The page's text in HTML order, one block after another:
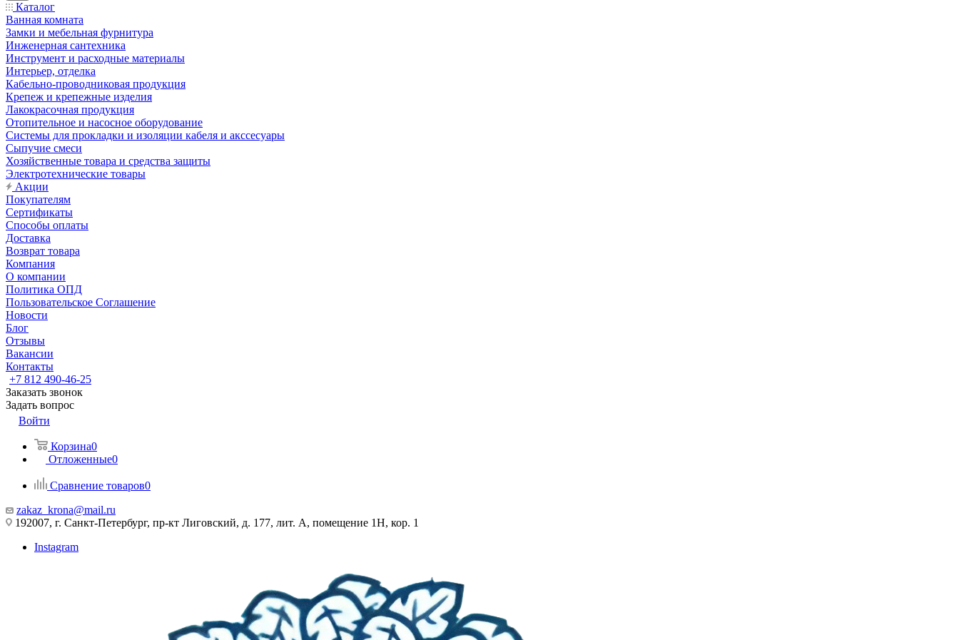
Каталог
Ванная комната
Замки и мебельная фурнитура
Инженерная сантехника
Инструмент и расходные материалы
Интерьер, отделка
Кабельно-проводниковая продукция
Крепеж и крепежные изделия
Лакокрасочная продукция
Отопительное и насосное оборудование
Системы для прокладки и изоляции кабеля и акссесуары
Сыпучие смеси
Хозяйственные товара и средства защиты
Электротехнические товары
Акции
Покупателям
Сертификаты
Способы оплаты
Доставка
Возврат товара
Компания
О компании
Политика ОПД
Пользовательское Соглашение
Новости
Блог
Отзывы
Вакансии
Контакты
+7 812 490-46-25
Заказать звонок
Задать вопрос
Войти
Корзина0
Отложенные0
Сравнение товаров0
zakaz_krona@mail.ru
192007, г. Санкт-Петербург, пр-кт Лиговский, д. 177, лит. А, помещение 1Н, кор. 1
Instagram